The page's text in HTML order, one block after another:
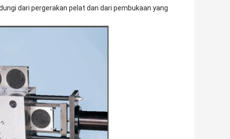
dari pergerakan pelat dan dari pembukaan yang